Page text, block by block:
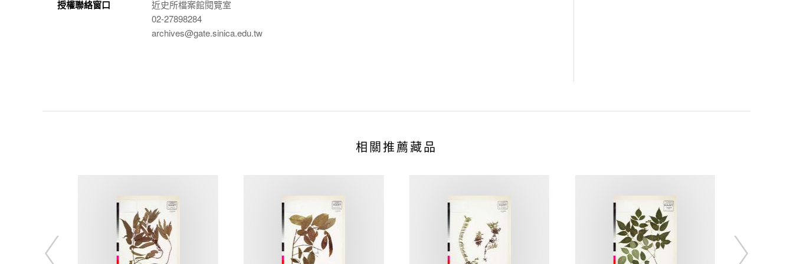
授權聯絡窗口
近史所檔案館閱覽室
02-27898284
archives@gate.sinica.edu.tw
相關推薦藏品